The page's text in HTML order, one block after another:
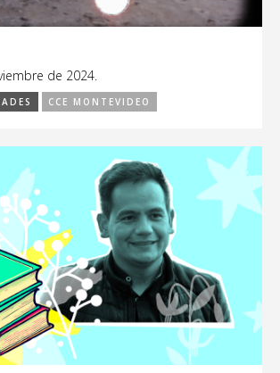
de 2024.
CCE MONTEVIDEO